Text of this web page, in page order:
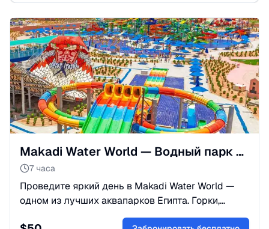
Makadi Water World — Водный парк для всей семьи из Хургады
7 часа
Проведите яркий день в Makadi Water World —
одном из лучших аквапарков Египта. Горки,
бассейны и отдых для всей семьи, выезд из